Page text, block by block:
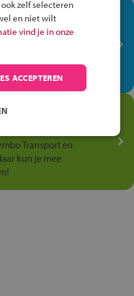
ben je op je
het vmbo jouw talent
waar elke dag
in de
Transport en
kun je mee
zelf selecteren
en niet wilt
vind je in onze
ACCEPTEREN